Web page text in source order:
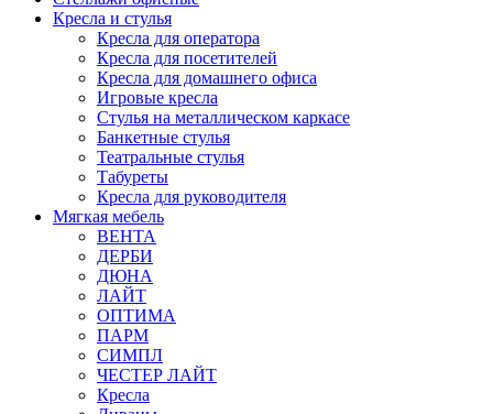
Кресла и стулья
Кресла для оператора
Кресла для посетителей
Кресла для домашнего офиса
Игровые кресла
Стулья на металлическом каркасе
Банкетные стулья
Театральные стулья
Табуреты
Кресла для руководителя
Мягкая мебель
ВЕНТА
ДЕРБИ
ДЮНА
ЛАЙТ
ОПТИМА
ПАРМ
СИМПЛ
ЧЕСТЕР ЛАЙТ
Кресла